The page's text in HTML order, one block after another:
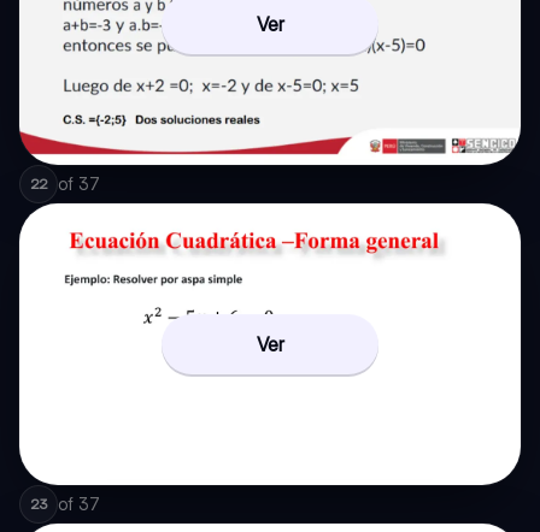
Ver
22 of 37
Ver
23 of 37